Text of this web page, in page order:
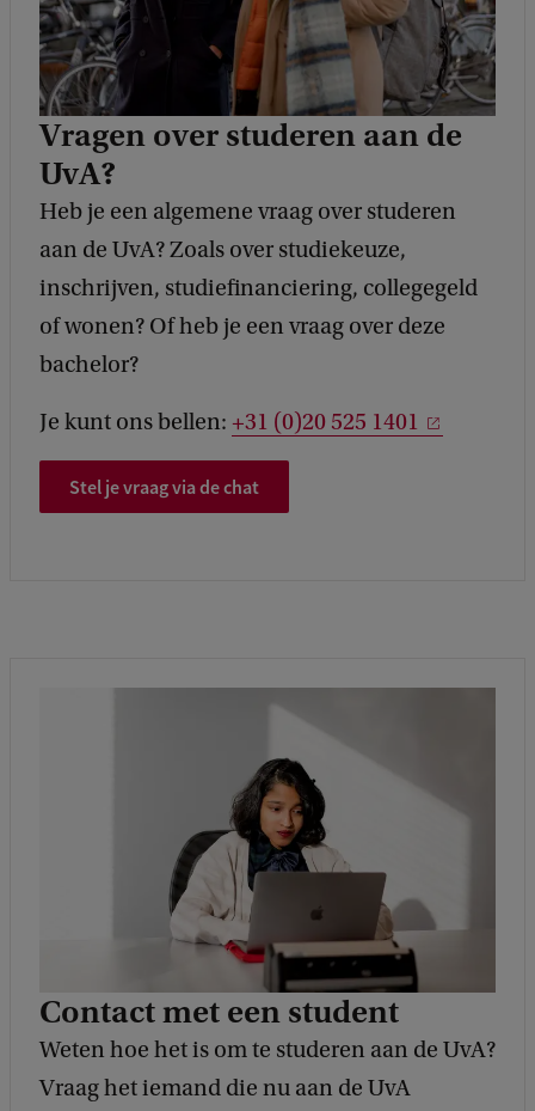
Vragen over studeren aan de
UvA?
Heb je een algemene vraag over studeren
aan de UvA? Zoals over studiekeuze,
inschrijven, studiefinanciering, collegegeld
of wonen? Of heb je een vraag over deze
bachelor?
Je kunt ons bellen: +31 (0)20 525 1401
Stel je vraag via de chat
Contact met een student
Weten hoe het is om te studeren aan de UvA?
Vraag het iemand die nu aan de UvA